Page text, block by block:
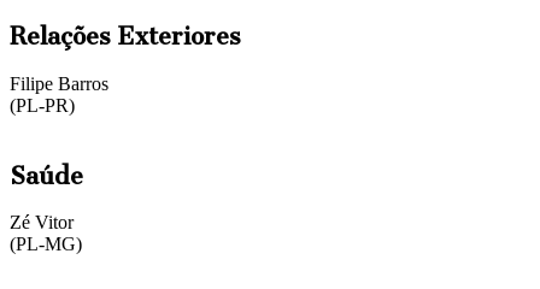
Relações Exteriores
Filipe Barros
(PL-PR)
Saúde
Zé Vitor
(PL-MG)